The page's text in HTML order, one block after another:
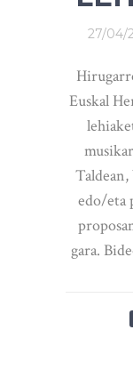
27/04/
Euskal
edo/eta
gara.